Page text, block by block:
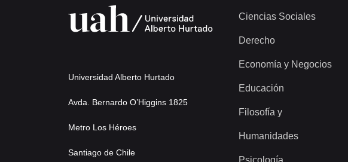
Universidad Alberto Hurtado
Avda. Bernardo O’Higgins 1825
Metro Los Héroes
Santiago de Chile
Ciencias Sociales
Derecho
Economía y Negocios
Educación
Filosofía y
Humanidades